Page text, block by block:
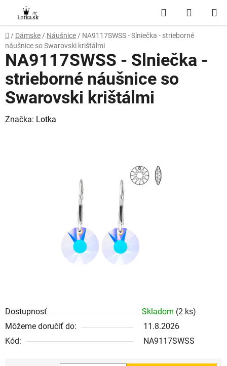
obsah
Hľadať
KOŠÍK
Domov
/ Dámske / Náušnice / NA9117SWSS - Slniečka - strieborné
náušnice so Swarovski krištálmi
Dostupnosť Skladom (2 ks)
Môžeme doručiť do:
11.8.2026
Kód:
NA9117SWSS
NA9117SWSS - Slniečka -
strieborné náušnice so
Swarovski krištálmi
Značka: Lotka